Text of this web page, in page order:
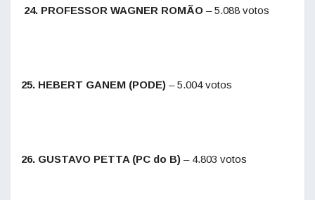
24. PROFESSOR WAGNER ROMÃO – 5.088 votos
25. HEBERT GANEM (PODE) – 5.004 votos
26. GUSTAVO PETTA (PC do B) – 4.803 votos